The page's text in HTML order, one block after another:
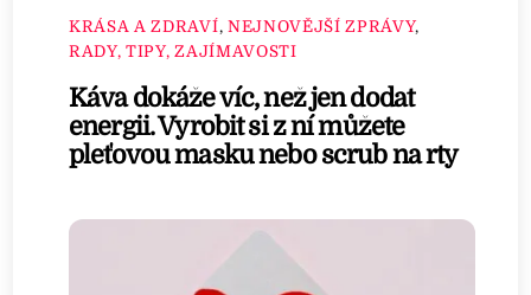
KRÁSA A ZDRAVÍ, NEJNOVĚJŠÍ ZPRÁVY,
RADY, TIPY, ZAJÍMAVOSTI
Káva dokáže víc, než jen dodat
energii. Vyrobit si z ní můžete
pleťovou masku nebo scrub na rty